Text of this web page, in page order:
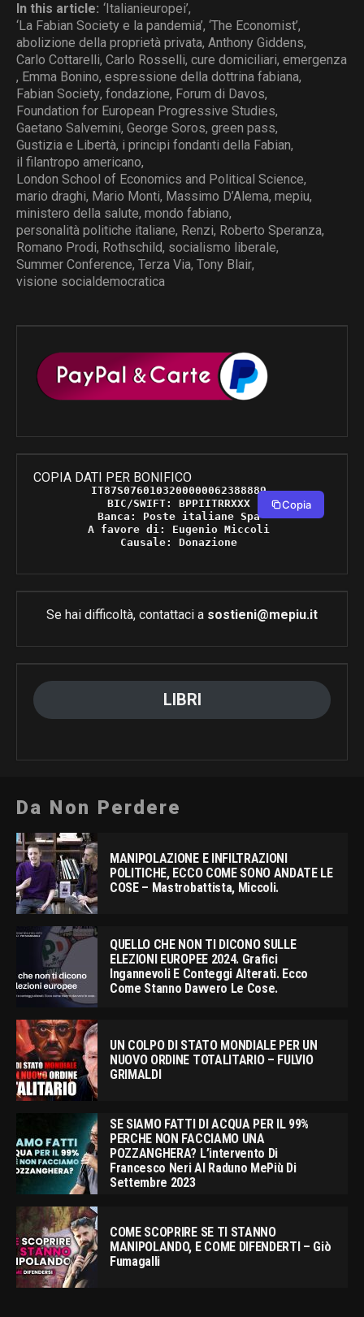
In this article: ‘Italianieuropei’,
‘La Fabian Society e la pandemia’, ‘The Economist’,
abolizione della proprietà privata, Anthony Giddens,
Carlo Cottarelli, Carlo Rosselli, cure domiciliari, emergenza
, Emma Bonino, espressione della dottrina fabiana,
Fabian Society, fondazione, Forum di Davos,
Foundation for European Progressive Studies,
Gaetano Salvemini, George Soros, green pass,
Gustizia e Libertà, i principi fondanti della Fabian,
il filantropo americano,
London School of Economics and Political Science,
mario draghi, Mario Monti, Massimo D’Alema, mepiu,
ministero della salute, mondo fabiano,
personalità politiche italiane, Renzi, Roberto Speranza,
Romano Prodi, Rothschild, socialismo liberale,
Summer Conference, Terza Via, Tony Blair,
visione socialdemocratica
COPIA DATI PER BONIFICO
IT87S0760103200000062388889
BIC/SWIFT: BPPIITRRXXX
Banca: Poste italiane Spa
A favore di: Eugenio Miccoli
Causale: Donazione
Copia
Se hai difficoltà, contattaci a sostieni@mepiu.it
LIBRI
Da Non Perdere
MANIPOLAZIONE E INFILTRAZIONI
POLITICHE, ECCO COME SONO ANDATE LE
COSE – Mastrobattista, Miccoli.
QUELLO CHE NON TI DICONO SULLE
ELEZIONI EUROPEE 2024. Grafici
Ingannevoli E Conteggi Alterati. Ecco
Come Stanno Davvero Le Cose.
UN COLPO DI STATO MONDIALE PER UN
NUOVO ORDINE TOTALITARIO – FULVIO
GRIMALDI
SE SIAMO FATTI DI ACQUA PER IL 99%
PERCHE NON FACCIAMO UNA
POZZANGHERA? L’intervento Di
Francesco Neri Al Raduno MePiù Di
Settembre 2023
COME SCOPRIRE SE TI STANNO
MANIPOLANDO, E COME DIFENDERTI – Giò
Fumagalli